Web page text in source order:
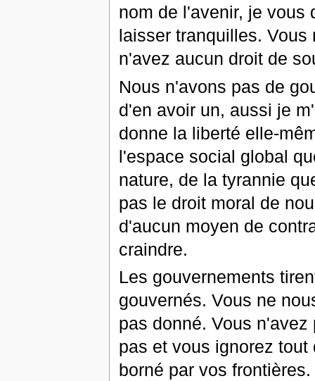
nom de l'avenir, je vous
laisser tranquilles.
n'avez aucun droit de
Nous n'avons pas de
d'en avoir un, aussi je
donne la liberté elle-
l'espace social global
nature, de la tyrannie
pas le droit moral de
d'aucun moyen de
craindre.
Les gouvernements
gouvernés. Vous ne
pas donné. Vous
pas et vous ignorez
borné par vos